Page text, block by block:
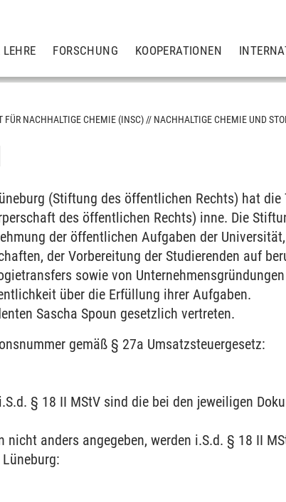
FORSCHUNG KOOPERATIONEN
organischen Ressourcen
Ressourcen
FÜR NACHHALTIGE CHEMIE (INSC) NACHHALTIGE CHEMIE UND
(Stiftung des öffentlichen Rechts) hat die
des öffentlichen Rechts) inne. Die
der öffentlichen Aufgaben der
der Vorbereitung der Studierenden auf
sowie von
über die Erfüllung ihrer Aufgaben.
Sascha Spoun gesetzlich vertreten.
gemäß § 27a Umsatzsteuergesetz:
§ 18 II MStV sind die bei den jeweiligen
anders angegeben, werden i.S.d. § 18 II